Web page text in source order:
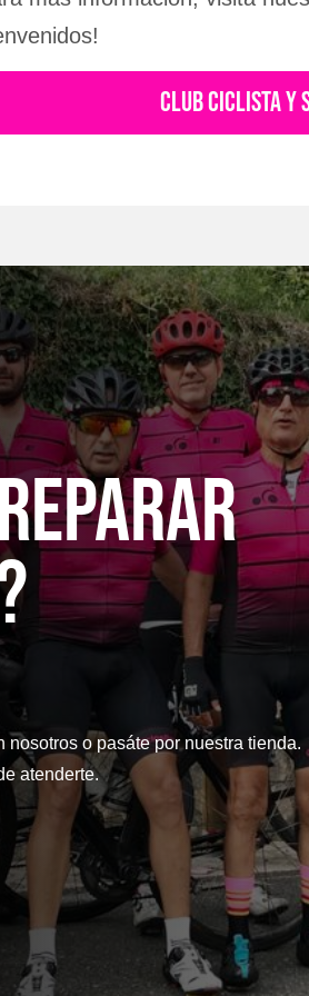
CLUB CICLISTA Y
o pasáte por nuestra tienda.
atenderte.